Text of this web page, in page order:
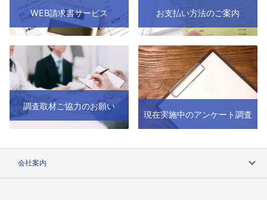
WEB請求書サービス お支払い方法のご案内
調査取材ご協力のお願い
現在実施中のアンケート調査
会社案内